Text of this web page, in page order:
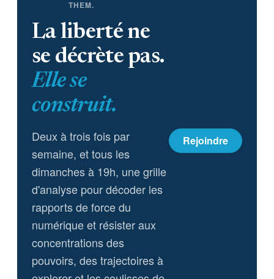
THEM.
La liberté ne
se décrète pas.
Elle se
construit.
Deux à trois fois par
semaine, et tous les
dimanches à 19h, une grille
d'analyse pour décoder les
rapports de force du
numérique et résister aux
concentrations des
pouvoirs, des trajectoires à
Rejoindre